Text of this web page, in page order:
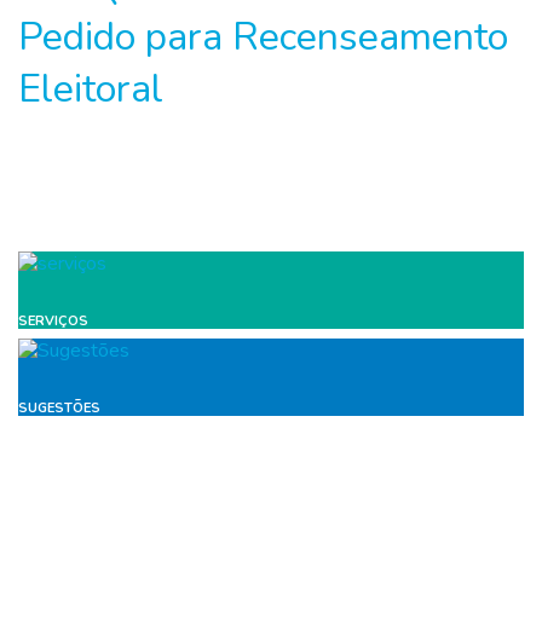
Pedido para Recenseamento
Eleitoral
SERVIÇOS
SUGESTÕES